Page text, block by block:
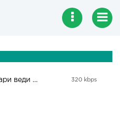
DZHENIS - Ты душу озари веди веди меня 320 kbps